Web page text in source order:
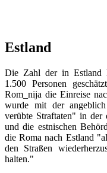
Estland
Die Zahl der in Estland
1.500 Personen
Rom_nija die Einreise
wurde mit der
verübte Straftaten" in der
und die estnischen
die Roma nach Estland
den Straßen
halten."